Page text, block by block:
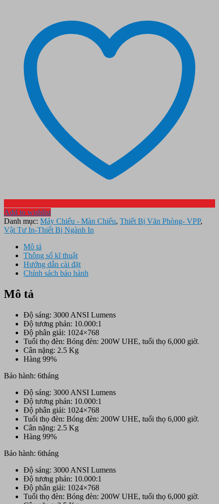
Add to wishlist
Danh mục: Máy Chiếu - Màn Chiếu, Thiết Bị Văn Phòng- VPP,
Vật Tư In-Thiết Bị Ngành In
Mô tả
Thông số kĩ thuật
Hướng dẫn cài đặt
Chính sách bảo hành
Mô tả
Độ sáng: 3000 ANSI Lumens
Độ tương phản: 10.000:1
Độ phân giải: 1024×768
Tuổi thọ đèn: Bóng đèn: 200W UHE, tuổi thọ 6,000 giờ.
Cân nặng: 2.5 Kg
Hàng 99%
Bảo hành: 6tháng
Độ sáng: 3000 ANSI Lumens
Độ tương phản: 10.000:1
Độ phân giải: 1024×768
Tuổi thọ đèn: Bóng đèn: 200W UHE, tuổi thọ 6,000 giờ.
Cân nặng: 2.5 Kg
Hàng 99%
Bảo hành: 6tháng
Độ sáng: 3000 ANSI Lumens
Độ tương phản: 10.000:1
Độ phân giải: 1024×768
Tuổi thọ đèn: Bóng đèn: 200W UHE, tuổi thọ 6,000 giờ.